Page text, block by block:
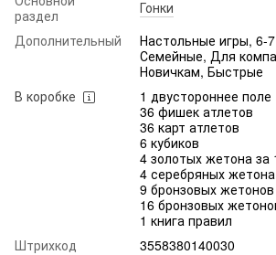
раздел
Гонки
Дополнительный
Настольные игры, 6-
Семейные, Для
Новичкам, Быстрые
В коробке
1 двустороннее поле
36 фишек атлетов
36 карт атлетов
6 кубиков
4 золотых жетона за
4 серебряных
9 бронзовых
16 бронзовых
1 книга правил
Штрихкод
3558380140030